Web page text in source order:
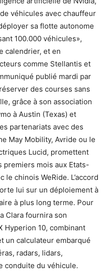
véhicules avec chauffeur
sa flotte autonome
100.000 véhicules»,
calendrier, et en
comme Stellantis et
publié mardi par
des courses sans
grâce à son association
à Austin (Texas) et
partenariats avec des
May Mobility, Avride ou le
Lucid, promettent
premiers mois aux Etats-
le chinois WeRide. L’accord
lui sur un déploiement à
à plus long terme. Pour
Clara fournira son
Hyperion 10, combinant
un calculateur embarqué
radars, lidars,
conduite du véhicule.